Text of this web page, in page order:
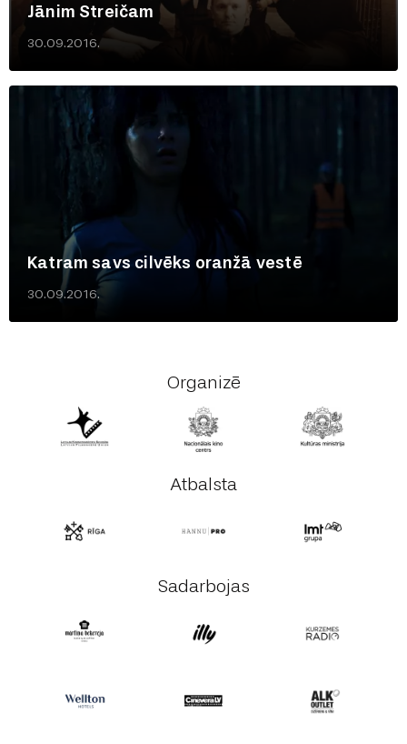
Jānim Streičam
30.09.2016.
Katram savs cilvēks oranžā vestē
30.09.2016.
Organizē
Atbalsta
Sadarbojas